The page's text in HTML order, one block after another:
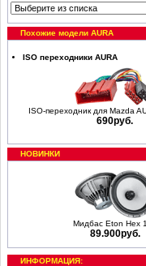
Похожие модели AURA
ISO переходники AURA
ISO-переходник для Mazda
690руб.
НОВИНКИ
Мидбас Eton Hex
89.900руб.
ИНФОРМАЦИЯ: